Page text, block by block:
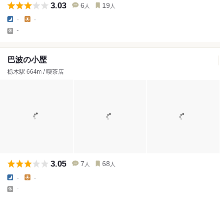
3.03 6 人 19 人
- -
-
巴波の小歴
栃木駅 664m / 喫茶店
3.05 7 人 68 人
- -
-